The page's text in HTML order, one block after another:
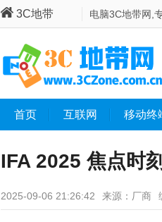
3C地带 电脑3C地带网,
首页 互联网 移动终
IFA 2025 焦点时
国智造秀出全球
2025-09-06 21:26:42 来源：厂商